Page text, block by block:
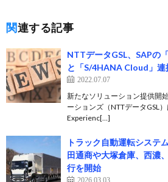
関連する記事
NTTデータGSL、SAPの
と「S/4HANA Cloud」連
2022.07.07
新たなソリューション提供開
ーションズ（NTTデータGSL
Experienc[…]
トラック自動運転システ
田通商や大塚倉庫、西濃
行を開始
2026.03.03